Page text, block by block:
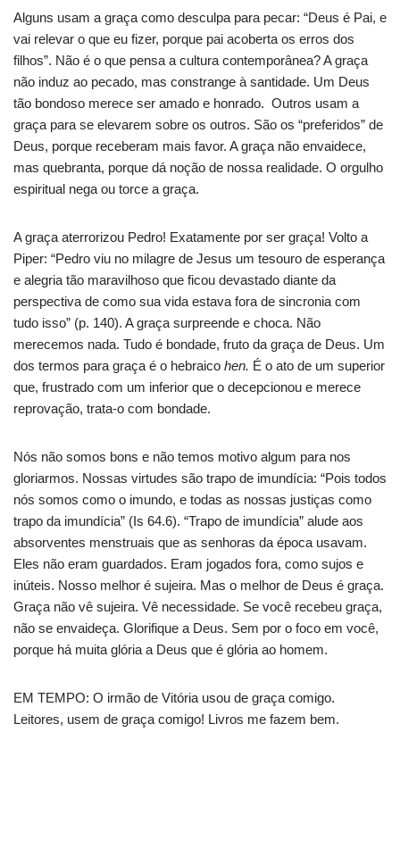
Alguns usam a graça como desculpa para pecar: “Deus é Pai, e
vai relevar o que eu fizer, porque pai acoberta os erros dos
filhos”. Não é o que pensa a cultura contemporânea? A graça
não induz ao pecado, mas constrange à santidade. Um Deus
tão bondoso merece ser amado e honrado. Outros usam a
graça para se elevarem sobre os outros. São os “preferidos” de
Deus, porque receberam mais favor. A graça não envaidece,
mas quebranta, porque dá noção de nossa realidade. O orgulho
espiritual nega ou torce a graça.
A graça aterrorizou Pedro! Exatamente por ser graça! Volto a
Piper: “Pedro viu no milagre de Jesus um tesouro de esperança
e alegria tão maravilhoso que ficou devastado diante da
perspectiva de como sua vida estava fora de sincronia com
tudo isso” (p. 140). A graça surpreende e choca. Não
merecemos nada. Tudo é bondade, fruto da graça de Deus. Um
dos termos para graça é o hebraico hen. É o ato de um superior
que, frustrado com um inferior que o decepcionou e merece
reprovação, trata-o com bondade.
Nós não somos bons e não temos motivo algum para nos
gloriarmos. Nossas virtudes são trapo de imundícia: “Pois todos
nós somos como o imundo, e todas as nossas justiças como
trapo da imundícia” (Is 64.6). “Trapo de imundícia” alude aos
absorventes menstruais que as senhoras da época usavam.
Eles não eram guardados. Eram jogados fora, como sujos e
inúteis. Nosso melhor é sujeira. Mas o melhor de Deus é graça.
Graça não vê sujeira. Vê necessidade. Se você recebeu graça,
não se envaideça. Glorifique a Deus. Sem por o foco em você,
porque há muita glória a Deus que é glória ao homem.
EM TEMPO: O irmão de Vitória usou de graça comigo.
Leitores, usem de graça comigo! Livros me fazem bem.